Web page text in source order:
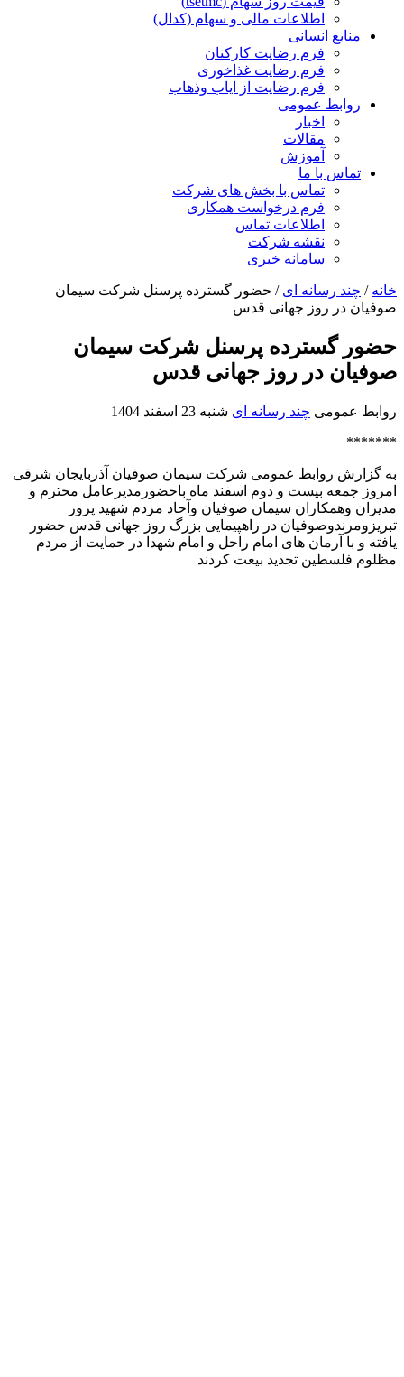
اطلاعات مالی و سهام (کدال)
منابع انسانی
فرم رضایت کارکنان
فرم رضایت غذاخوری
فرم رضایت از ایاب وذهاب
روابط عمومی
اخبار
مقالات
آموزش
تماس با ما
تماس با بخش های شرکت
فرم درخواست همکاری
اطلاعات تماس
نقشه شرکت
سامانه خبری
خانه / چند رسانه ای / حضور گسترده پرسنل شرکت سیمان
صوفیان در روز جهانی قدس
حضور گسترده پرسنل شرکت سیمان
صوفیان در روز جهانی قدس
روابط عمومی چند رسانه ای شنبه 23 اسفند 1404
*******
به گزارش روابط عمومی شرکت سیمان صوفیان آذربایجان شرقی
امروز جمعه بیست و دوم اسفند ماه باحضورمدیرعامل محترم و
مدیران وهمکاران سیمان صوفیان وآحاد مردم شهید پرور
تبریزومرندوصوفیان در راهپیمایی بزرگ روز جهانی قدس حضور
یافته و با آرمان های امام راحل و امام شهدا در حمایت از مردم
مظلوم فلسطین تجدید بیعت کردند